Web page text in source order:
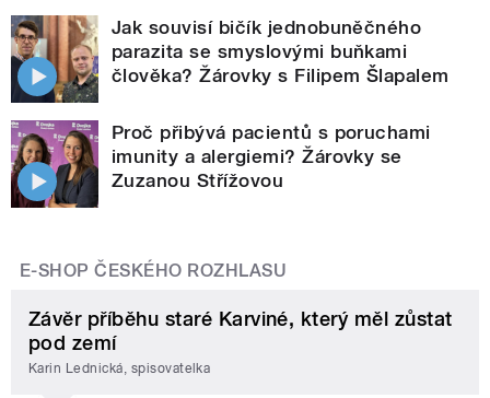
Jak souvisí bičík jednobuněčného
parazita se smyslovými buňkami
člověka? Žárovky s Filipem Šlapalem
Proč přibývá pacientů s poruchami
imunity a alergiemi? Žárovky se
Zuzanou Střížovou
E-SHOP ČESKÉHO ROZHLASU
Závěr příběhu staré Karviné, který měl zůstat
pod zemí
Karin Lednická, spisovatelka